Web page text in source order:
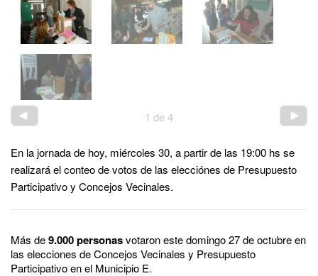
1 de4
En la jornada de hoy, miércoles 30, a partir de las 19:00 hs se
realizará el conteo de votos de las elecciónes de Presupuesto
Participativo y Concejos Vecinales.
Más de9.000 personasvotaron este domingo 27 de octubre en
las elecciones de Concejos Vecinales y Presupuesto
Participativo en el Municipio E.